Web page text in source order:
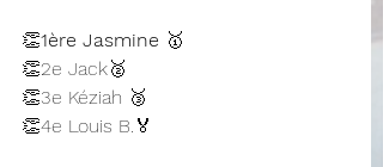
👏1ère Jasmine 🥇
👏2e Jack🥈
👏3e Kéziah 🥉
👏4e Louis B.🏅